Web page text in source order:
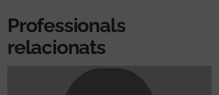
Professionals
relacionats